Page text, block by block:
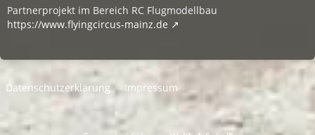
Partnerprojekt im Bereich RC Flugmodellbau
https://www.flyingcircus-mainz.de
Datenschutzerklärung Impressum